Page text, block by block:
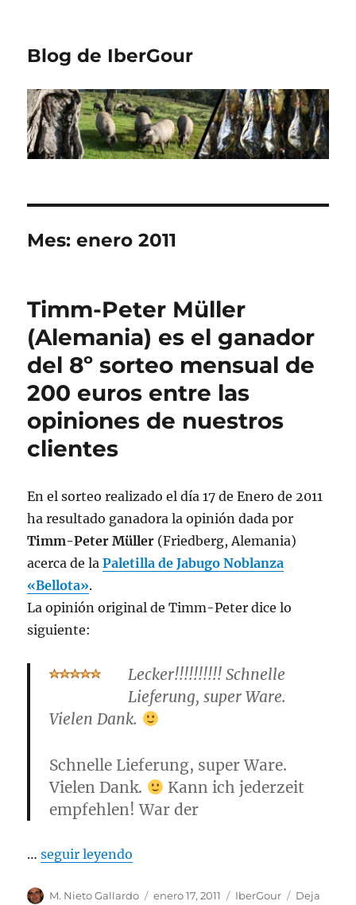
Blog de IberGour
Mes:enero 2011
Timm-Peter Müller
(Alemania) es el ganador
del 8º sorteo mensual de
200 euros entre las
opiniones de nuestros
clientes
En el sorteo realizado el día 17 de Enero de 2011
ha resultado ganadora la opinión dada por
Timm-Peter Müller (Friedberg, Alemania)
acerca de laPaletilla de Jabugo Noblanza
«Bellota».
La opinión original de Timm-Peter dice lo
siguiente:
Lecker!!!!!!!!!! Schnelle
Lieferung, super Ware.
Vielen Dank.
Schnelle Lieferung, super Ware.
Vielen Dank.
Kann ich jederzeit
empfehlen! War der
…seguir leyendo
Autor
M. Nieto Gallardo
Publicado
enero 17, 2011 Categorías
IberGour
Deja